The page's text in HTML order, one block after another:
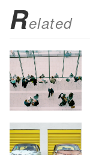
Related